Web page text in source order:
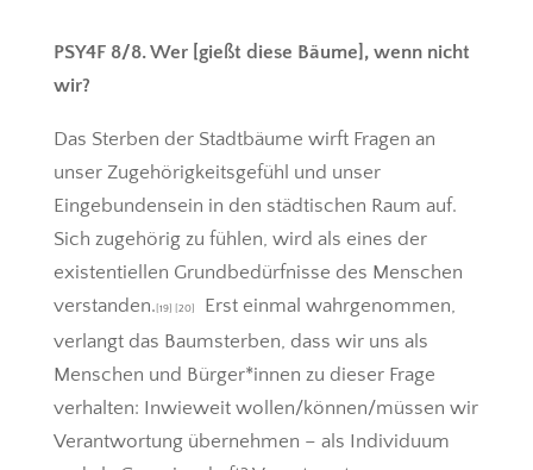
PSY4F 8/8. Wer [gießt diese Bäume], wenn nicht
wir?
Das Sterben der Stadtbäume wirft Fragen an
unser Zugehörigkeitsgefühl und unser
Eingebundensein in den städtischen Raum auf.
Sich zugehörig zu fühlen, wird als eines der
existentiellen Grundbedürfnisse des Menschen
verstanden. [19] [20]
Erst einmal wahrgenommen,
verlangt das Baumsterben, dass wir uns als
Menschen und Bürger*innen zu dieser Frage
verhalten: Inwieweit wollen/können/müssen wir
Verantwortung übernehmen – als Individuum